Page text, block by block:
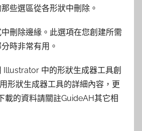
些選區從各形狀中刪除。
刪除邊緣。此選項在您創建所需
時非常有用。
Illustrator 中的形狀生成器工具創
形狀生成器工具的詳細內容，更
載的資料請關註GuideAH其它相